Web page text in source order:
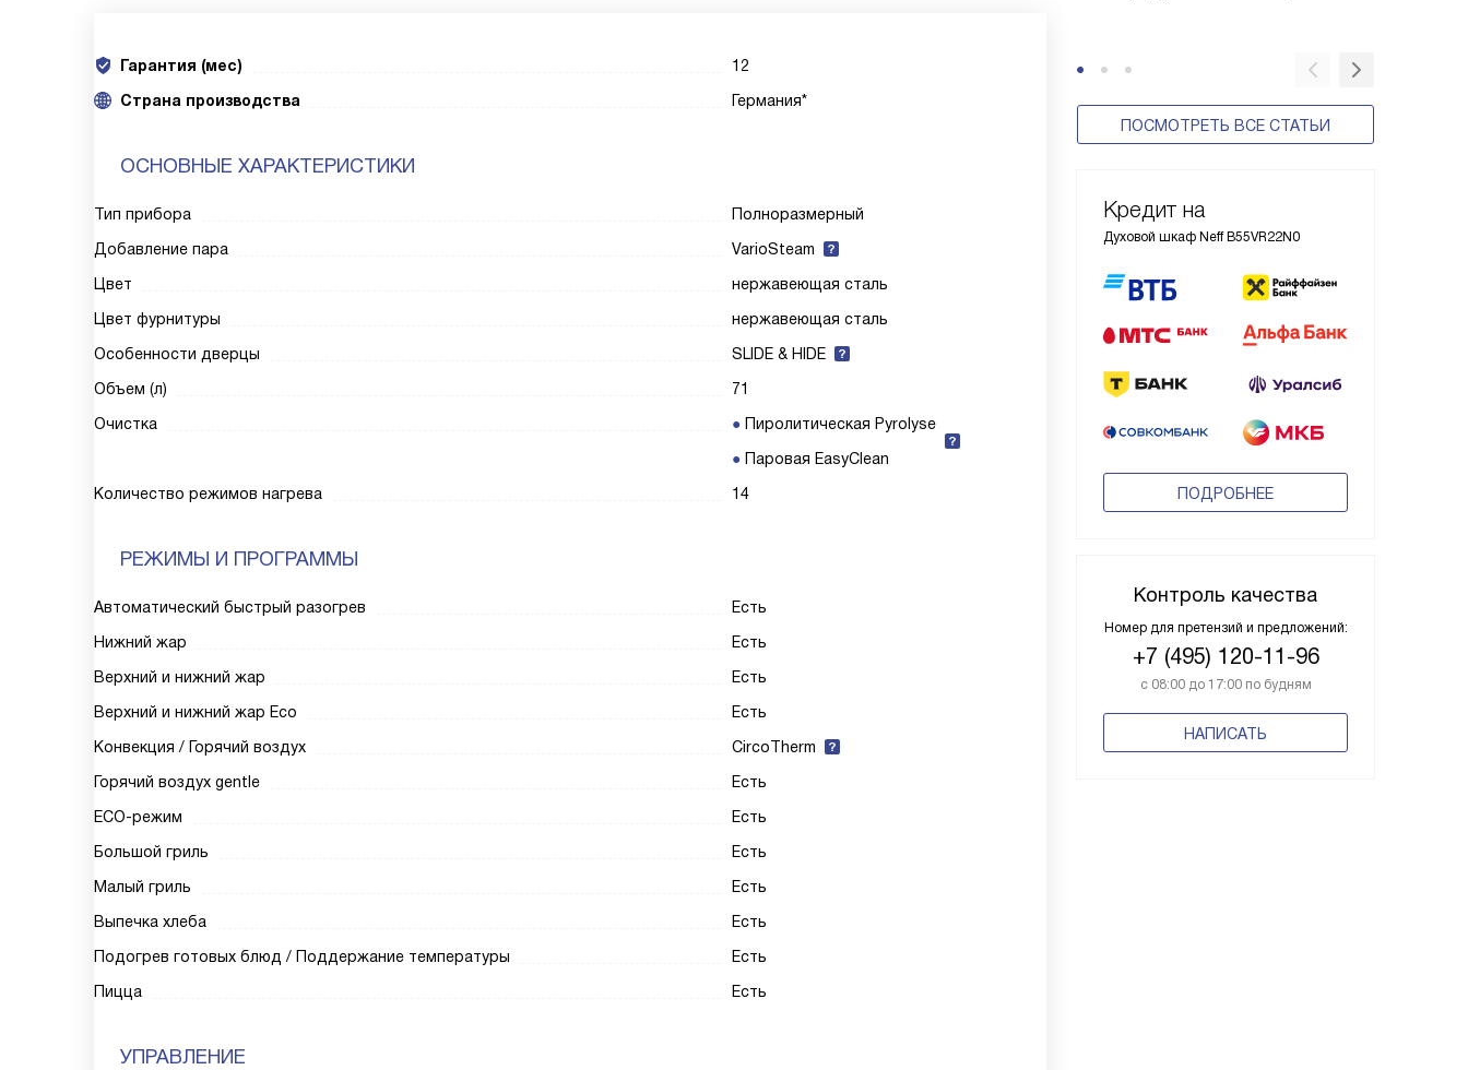
ПОСМОТРЕТЬ ВСЕ СТАТЬИ
Кредит на
Духовой шкаф Neff B55VR22N0
ПОДРОБНЕЕ
Контроль качества
Номер для претензий и предложений:
+7 (495) 120-11-96
с 08:00 до 17:00 по будням
НАПИСАТЬ
Гарантия (мес)
12
Страна производства
Германия*
ОСНОВНЫЕ ХАРАКТЕРИСТИКИ
Тип прибора
Полноразмерный
Добавление пара
VarioSteam
Цвет
нержавеющая сталь
Цвет фурнитуры
нержавеющая сталь
Особенности дверцы
SLIDE & HIDE
Объем (л)
71
Очистка
Пиролитическая Pyrolyse
Паровая EasyClean
Количество режимов нагрева
14
РЕЖИМЫ И ПРОГРАММЫ
Автоматический быстрый разогрев
Есть
Нижний жар
Есть
Верхний и нижний жар
Есть
Верхний и нижний жар Eco
Есть
Конвекция / Горячий воздух
CircoTherm
Горячий воздух gentle
Есть
ECO-режим
Есть
Большой гриль
Есть
Малый гриль
Есть
Выпечка хлеба
Есть
Подогрев готовых блюд / Поддержание температуры
Есть
Пицца
Есть
УПРАВЛЕНИЕ